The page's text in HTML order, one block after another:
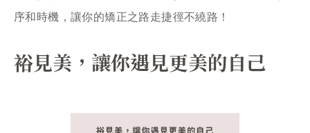
序和時機，讓你的矯正之路走捷徑不繞路！
裕見美，讓你遇見更美的自己